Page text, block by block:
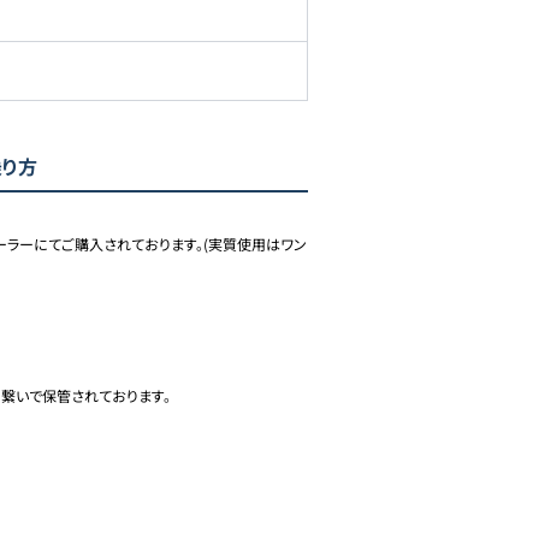
方
ーにてご購入されております。(実質使用はワン
いで保管されております。